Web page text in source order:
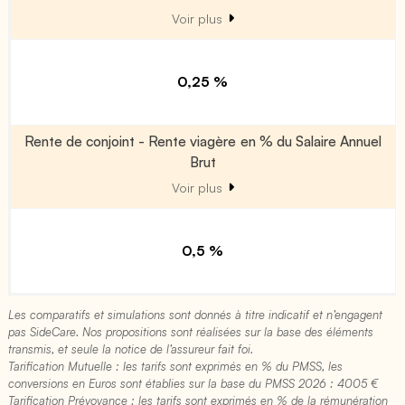
Voir plus
0,25 %
Rente de conjoint - Rente viagère en % du Salaire Annuel
Brut
Voir plus
0,5 %
Les comparatifs et simulations sont donnés à titre indicatif et n’engagent
pas SideCare. Nos propositions sont réalisées sur la base des éléments
transmis, et seule la notice de l’assureur fait foi.
Tarification Mutuelle : les tarifs sont exprimés en % du PMSS, les
conversions en Euros sont établies sur la base du PMSS 2026 : 4005 €​
Tarification Prévoyance : les tarifs sont exprimés en % de la rémunération